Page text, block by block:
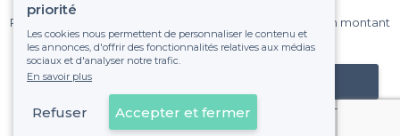
Pas de commissions et sans engagement, vous payez un montant
fixe sans risque de voir déraper la facture.
Référencer mon établissement
Déjà client
priorité
Les cookies nous permettent de personnaliser le contenu et
les annonces, d'offrir des fonctionnalités relatives aux médias
sociaux et d'analyser notre trafic.
En savoir plus
Refuser Accepter et fermer